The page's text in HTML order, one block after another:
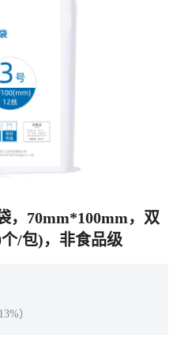
，70mm*100mm，双
/包)，非食品级
）